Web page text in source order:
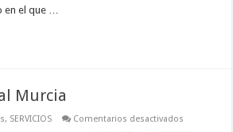
el que …
Murcia
, SERVICIOS Comentarios desactivados